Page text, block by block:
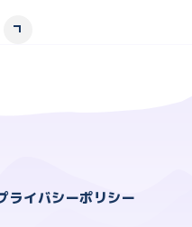
ライバシーポリシー